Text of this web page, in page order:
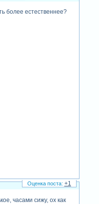
более естественнее?
часами сижу, ох как
+1